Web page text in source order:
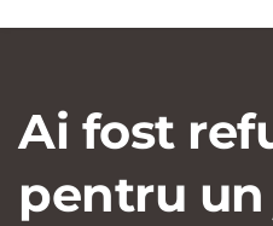
Ai fost
pentru un